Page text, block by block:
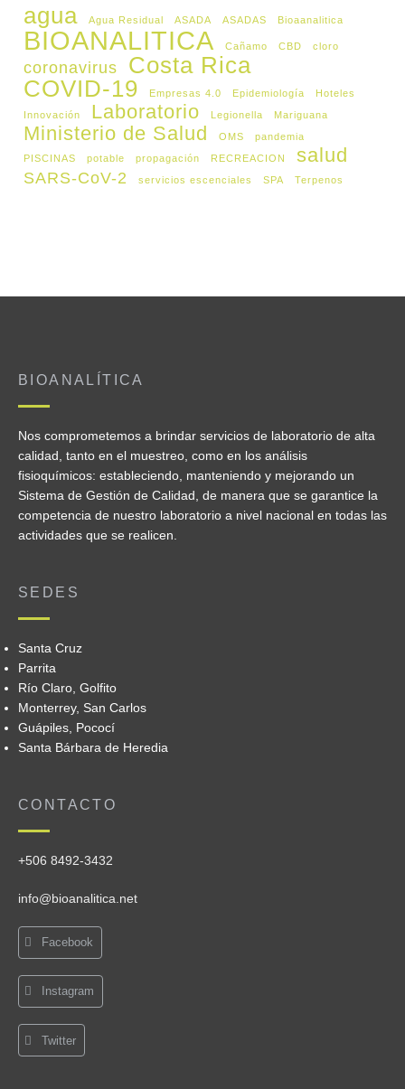
agua Agua Residual ASADA ASADAS Bioaanalitica
BIOANALITICA Cañamo CBD cloro
coronavirus
Costa Rica
COVID-19
Empresas 4.0 Epidemiología
Hoteles
Innovación
Laboratorio Legionella Mariguana
Ministerio de Salud OMS
pandemia
PISCINAS
potable propagación RECREACION salud
SARS-CoV-2 servicios escenciales SPA Terpenos
BIOANALÍTICA
Nos comprometemos a brindar servicios de laboratorio de alta
calidad, tanto en el muestreo, como en los análisis
fisioquímicos: estableciendo, manteniendo y mejorando un
Sistema de Gestión de Calidad, de manera que se garantice la
competencia de nuestro laboratorio a nivel nacional en todas las
actividades que se realicen.
SEDES
Santa Cruz
Parrita
Río Claro, Golfito
Monterrey, San Carlos
Guápiles, Pococí
Santa Bárbara de Heredia
CONTACTO
+506 8492-3432
info@bioanalitica.net
Facebook
Instagram
Twitter